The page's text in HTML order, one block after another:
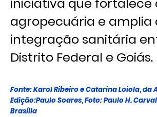
iniciativa que fortalece
agropecuária e amplia
integração sanitária
Distrito Federal e Goiás.
Fonte: Karol Ribeiro e Catarina Loiola, da
Edição:Paulo Soares, Foto: Paulo H.
Brasília